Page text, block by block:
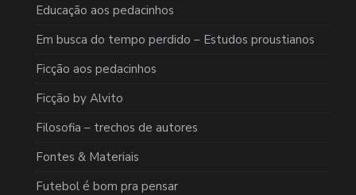
Educação aos pedacinhos
Em busca do tempo perdido – Estudos proustianos
Ficção aos pedacinhos
Ficção by Alvito
Filosofia – trechos de autores
Fontes & Materiais
Futebol é bom pra pensar